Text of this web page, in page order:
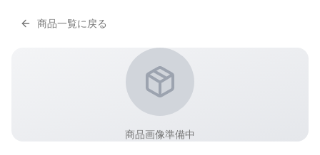
商品一覧に戻る
商品画像準備中